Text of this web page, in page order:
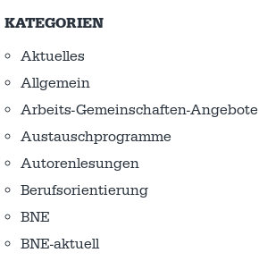
KATEGORIEN
Aktuelles
Allgemein
Arbeits-Gemeinschaften-Angebote
Austausch­programme
Autorenlesungen
Berufsorientierung
BNE
BNE-aktuell